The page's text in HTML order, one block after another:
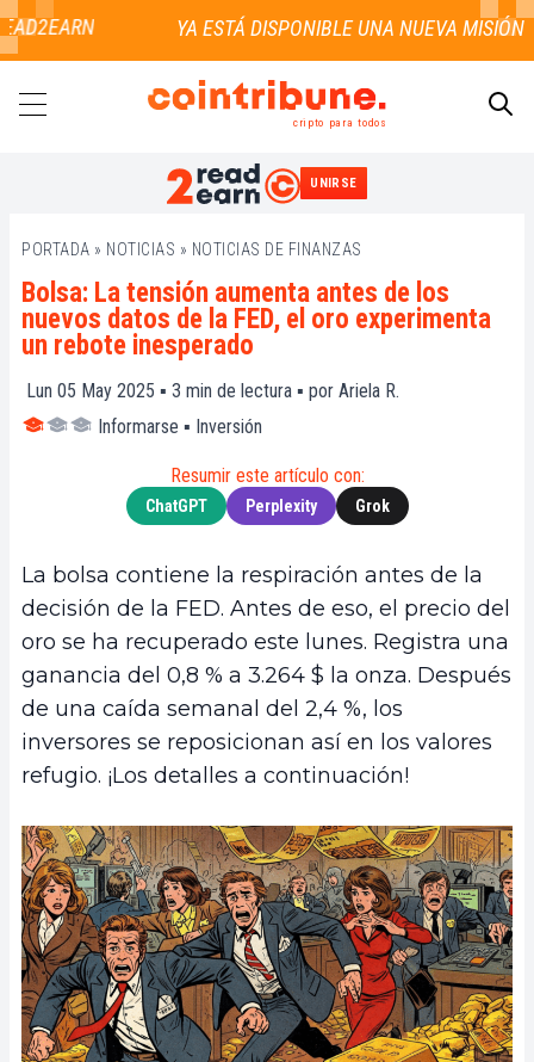
cripto para todos
UNIRSE
PORTADA » NOTICIAS » NOTICIAS DE FINANZAS
Bolsa: La tensión aumenta antes de los
nuevos datos de la FED, el oro experimenta
un rebote inesperado
Lun 05 May 2025 ▪ 3 min de lectura ▪ por Ariela R.
Informarse ▪ Inversión
Resumir este artículo con:
ChatGPT Perplexity Grok
La bolsa contiene la respiración antes de la
decisión de la FED. Antes de eso, el precio del
oro se ha recuperado este lunes. Registra una
ganancia del 0,8 % a 3.264 $ la onza. Después
de una caída semanal del 2,4 %, los
inversores se reposicionan así en los valores
refugio. ¡Los detalles a continuación!